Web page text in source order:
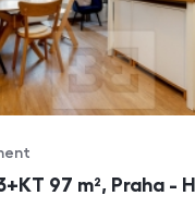
97 m², Praha -